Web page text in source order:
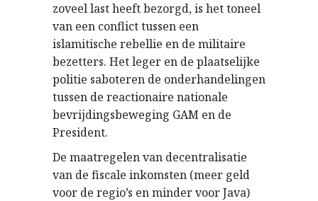
zoveel last heeft bezorgd, is het toneel
van een conflict tussen een
islamitische rebellie en de militaire
bezetters. Het leger en de plaatselijke
politie saboteren de onderhandelingen
tussen de reactionaire nationale
bevrijdingsbeweging GAM en de
President.
De maatregelen van decentralisatie
van de fiscale inkomsten (meer geld
voor de regio’s en minder voor Java)